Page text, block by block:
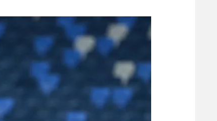
תקנון עבור פעילות אלקטרה
תקנון עבור פעילות ספורט 1 – "מרלן"
טניס